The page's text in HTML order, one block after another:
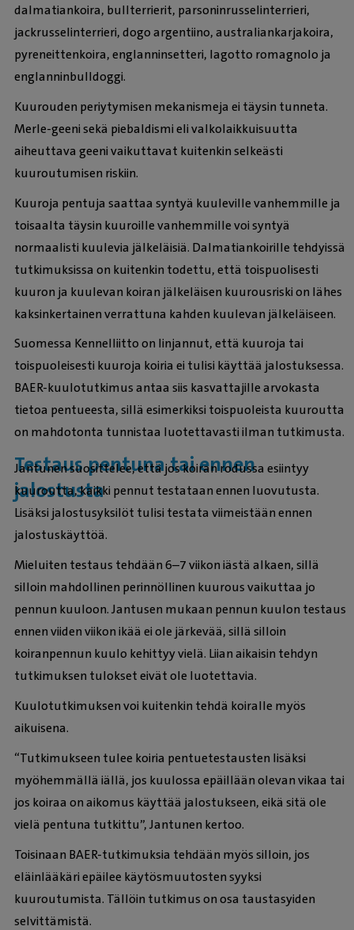
dalmatiankoira, bullterrierit, parsoninrusselinterrieri,
jackrusselinterrieri, dogo argentiino, australiankarjakoira,
pyreneittenkoira, englanninsetteri, lagotto romagnolo ja
englanninbulldoggi.
Kuurouden periytymisen mekanismeja ei täysin tunneta.
Merle-geeni sekä piebaldismi eli valkolaikkuisuutta
aiheuttava geeni vaikuttavat kuitenkin selkeästi
kuuroutumisen riskiin.
Kuuroja pentuja saattaa syntyä kuuleville vanhemmille ja
toisaalta täysin kuuroille vanhemmille voi syntyä
normaalisti kuulevia jälkeläisiä. Dalmatiankoirille tehdyissä
tutkimuksissa on kuitenkin todettu, että toispuolisesti
kuuron ja kuulevan koiran jälkeläisen kuurousriski on lähes
kaksinkertainen verrattuna kahden kuulevan jälkeläiseen.
Suomessa Kennelliitto on linjannut, että kuuroja tai
toispuoleisesti kuuroja koiria ei tulisi käyttää jalostuksessa.
BAER-kuulotutkimus antaa siis kasvattajille arvokasta
tietoa pentueesta, sillä esimerkiksi toispuoleista kuuroutta
on mahdotonta tunnistaa luotettavasti ilman tutkimusta.
Testaus pentuna tai ennen
jalostusta
Jantunen suosittelee, että jos koiran rodussa esiintyy
kuuroutta, kaikki pennut testataan ennen luovutusta.
Lisäksi jalostusyksilöt tulisi testata viimeistään ennen
jalostuskäyttöä.
Mieluiten testaus tehdään 6–7 viikon iästä alkaen, sillä
silloin mahdollinen perinnöllinen kuurous vaikuttaa jo
pennun kuuloon. Jantusen mukaan pennun kuulon testaus
ennen viiden viikon ikää ei ole järkevää, sillä silloin
koiranpennun kuulo kehittyy vielä. Liian aikaisin tehdyn
tutkimuksen tulokset eivät ole luotettavia.
Kuulotutkimuksen voi kuitenkin tehdä koiralle myös
aikuisena.
“Tutkimukseen tulee koiria pentuetestausten lisäksi
myöhemmällä iällä, jos kuulossa epäillään olevan vikaa tai
jos koiraa on aikomus käyttää jalostukseen, eikä sitä ole
vielä pentuna tutkittu”, Jantunen kertoo.
Toisinaan BAER-tutkimuksia tehdään myös silloin, jos
eläinlääkäri epäilee käytösmuutosten syyksi
kuuroutumista. Tällöin tutkimus on osa taustasyiden
selvittämistä.